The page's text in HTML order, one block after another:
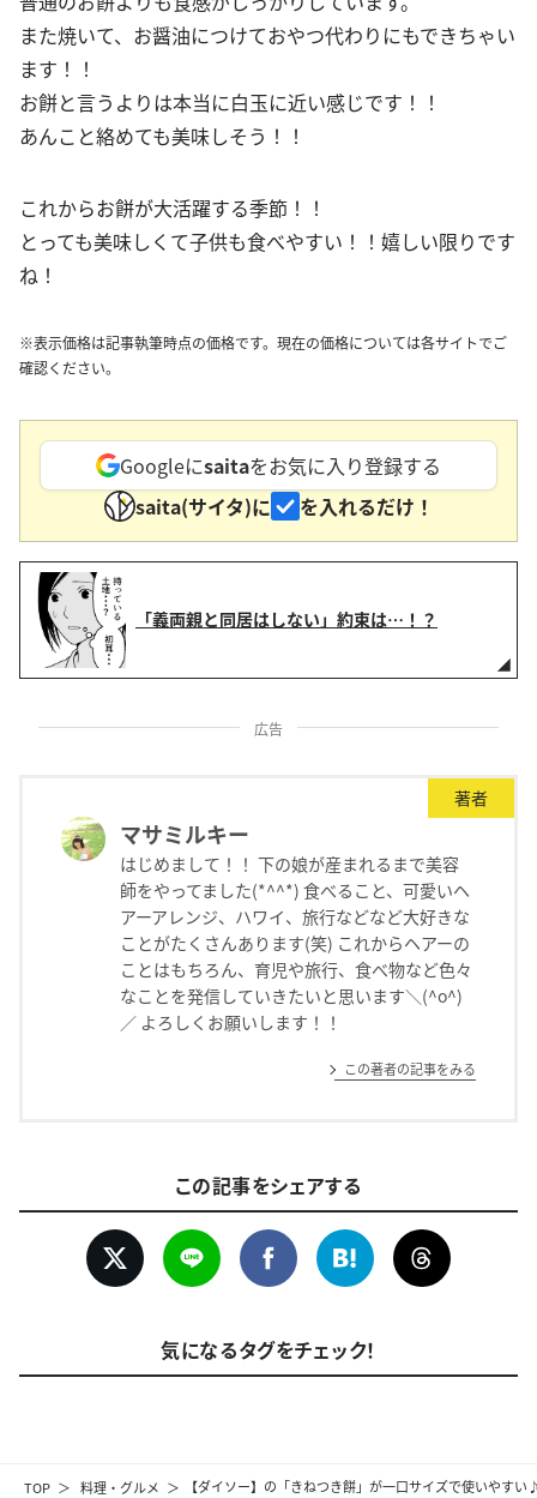
TOP 料理・グルメ 【ダイソー】の「きねつき餅」が一口サイズで使いやすい
また焼いて、お醤油につけておやつ代わりにもできちゃい
ます！！
お餅と言うよりは本当に白玉に近い感じです！！
あんこと絡めても美味しそう！！
これからお餅が大活躍する季節！！
とっても美味しくて子供も食べやすい！！嬉しい限りです
ね！
※表示価格は記事執筆時点の価格です。現在の価格については各サイトでご
確認ください。
Googleにsaitaをお気に入り登録する
saita(サイタ)に
を入れるだけ！
「義両親と同居はしない」約束は…！？
広告
著者
マサミルキー
はじめまして！！ 下の娘が産まれるまで美容
師をやってました(*^^*) 食べること、可愛いヘ
アーアレンジ、ハワイ、旅行などなど大好きな
ことがたくさんあります(笑) これからヘアーの
ことはもちろん、育児や旅行、食べ物など色々
なことを発信していきたいと思います＼(^o^)
／ よろしくお願いします！！
この著者の記事をみる
この記事をシェアする
気になるタグをチェック！